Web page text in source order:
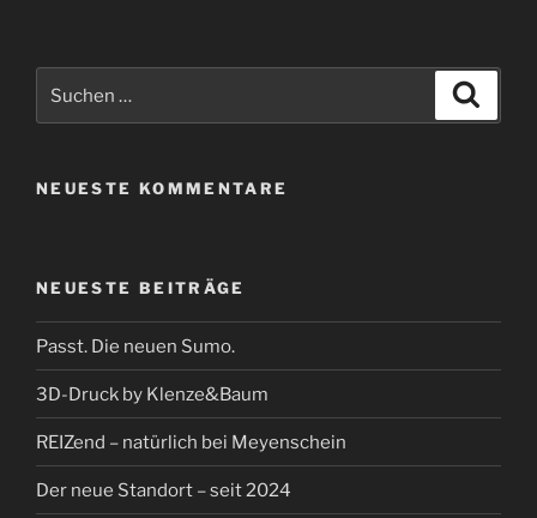
nach:
NEUESTE KOMMENTARE
NEUESTE BEITRÄGE
Passt. Die neuen Sumo.
3D-Druck by Klenze&Baum
REIZend – natürlich bei Meyenschein
Der neue Standort – seit 2024